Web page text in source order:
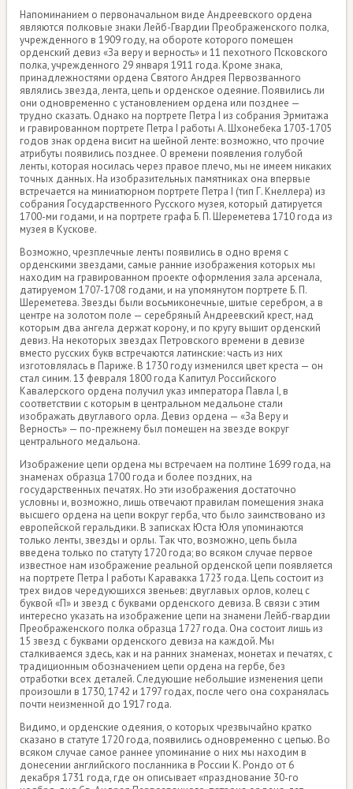
Напоминанием о первоначальном виде Андреевского ордена
являются полковые знаки Лейб-Гвардии Преображенского полка,
учрежденного в 1909 году, на обороте которого помещен
орденский девиз «За веру и верность» и 11 пехотного Псковского
полка, учрежденного 29 января 1911 года. Кроме знака,
принадлежностями ордена Святого Андрея Первозванного
являлись звезда, лента, цепь и орденское одеяние. Появились ли
они одновременно с установлением ордена или позднее —
трудно сказать. Однако на портрете Петра I из собрания Эрмитажа
и гравированном портрете Петра I работы А. Шхонебека 1703-1705
годов знак ордена висит на шейной ленте: возможно, что прочие
атрибуты появились позднее. О времени появления голубой
ленты, которая носилась через правое плечо, мы не имеем никаких
точных данных. На изобразительных памятниках она впервые
встречается на миниатюрном портрете Петра I (тип Г. Кнеллера) из
собрания Государственного Русского музея, который датируется
1700-ми годами, и на портрете графа Б. П. Шереметева 1710 года из
музея в Кускове.
Возможно, чрезплечные ленты появились в одно время с
орденскими звездами, самые ранние изображения которых мы
находим на гравированном проекте оформления зала арсенала,
датируемом 1707-1708 годами, и на упомянутом портрете Б. П.
Шереметева. Звезды были восьмиконечные, шитые серебром, а в
центре на золотом поле — серебряный Андреевский крест, над
которым два ангела держат корону, и по кругу вышит орденский
девиз. На некоторых звездах Петровского времени в девизе
вместо русских букв встречаются латинские: часть из них
изготовлялась в Париже. В 1730 году изменился цвет креста — он
стал синим. 13 февраля 1800 года Капитул Российского
Кавалерского ордена получил указ императора Павла I, в
соответствии с которым в центральном медальоне стали
изображать двуглавого орла. Девиз ордена — «За Веру и
Верность» — по-прежнему был помещен на звезде вокруг
центрального медальона.
Изображение цепи ордена мы встречаем на полтине 1699 года, на
знаменах образца 1700 года и более поздних, на
государственных печатях. Но эти изображения достаточно
условны и, возможно, лишь отвечают правилам помещения знака
высшего ордена на цепи вокруг герба, что было заимствовано из
европейской геральдики. В записках Юста Юля упоминаются
только ленты, звезды и орлы. Так что, возможно, цепь была
введена только по статуту 1720 года; во всяком случае первое
известное нам изображение реальной орденской цепи появляется
на портрете Петра I работы Каравакка 1723 года. Цепь состоит из
трех видов чередующихся звеньев: двуглавых орлов, колец с
буквой «П» и звезд с буквами орденского девиза. В связи с этим
интересно указать на изображение цепи на знамени Лейб-гвардии
Преображенского полка образца 1727 года. Она состоит лишь из
15 звезд с буквами орденского девиза на каждой. Мы
сталкиваемся здесь, как и на ранних знаменах, монетах и печатях, с
традиционным обозначением цепи ордена на гербе, без
отработки всех деталей. Следующие небольшие изменения цепи
произошли в 1730, 1742 и 1797 годах, после чего она сохранялась
почти неизменной до 1917 года.
Видимо, и орденские одеяния, о которых чрезвычайно кратко
сказано в статуте 1720 года, появились одновременно с цепью. Во
всяком случае самое раннее упоминание о них мы находим в
донесении английского посланника в России К. Рондо от 6
декабря 1731 года, где он описывает «празднование 30-го